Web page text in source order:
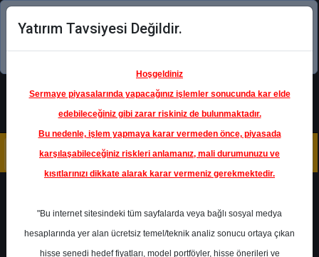
Şimdi uygulamayı indirin!
Yatırım Tavsiyesi Değildir.
Hoşgeldiniz
Sermaye piyasalarında yapacağınız işlemler sonucunda kar elde
edebileceğiniz gibi zarar riskiniz de bulunmaktadır.
Bu nedenle, işlem yapmaya karar vermeden önce, piyasada
karşılaşabileceğiniz riskleri anlamanız, mali durumunuzu ve
kısıtlarınızı dikkate alarak karar vermeniz gerekmektedir.
"Bu internet sitesindeki tüm sayfalarda veya bağlı sosyal medya
hesaplarında yer alan ücretsiz temel/teknik analiz sonucu ortaya çıkan
hisse senedi hedef fiyatları, model portföyler, hisse önerileri ve